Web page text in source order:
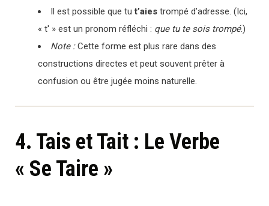
Il est possible que tut’aiestrompé d’adresse. (Ici,
« t' » est un pronom réfléchi : que tu te sois trompé.)
Note :Cette forme est plus rare dans des
constructions directes et peut souvent prêter à
confusion ou être jugée moins naturelle.
4. Tais et Tait : Le Verbe
« Se Taire »